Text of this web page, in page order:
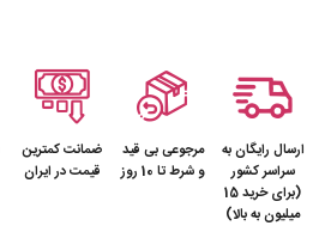
ارسال رایگان به
سراسر کشور
(برای خرید 15
میلیون به بالا)
مرجوعی بی قید
و شرط تا 10 روز
ضمانت کمترین
قیمت در ایران